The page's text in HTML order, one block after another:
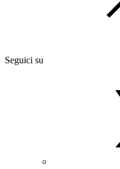
Seguici su